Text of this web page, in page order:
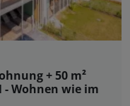
+ 50 m²
- Wohnen wie im